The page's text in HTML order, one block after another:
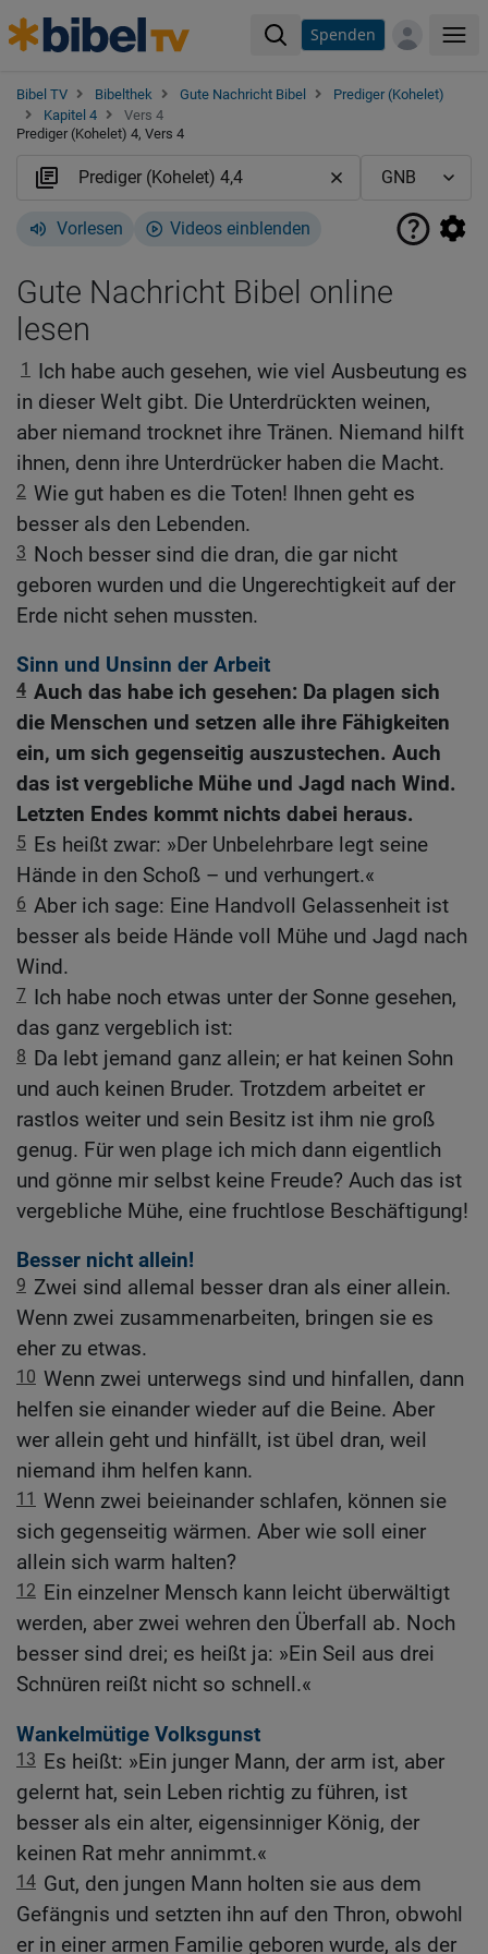
Spenden
Bibel TV Bibelthek Gute Nachricht Bibel
Prediger (Kohelet)
Kapitel 4
Vers 4
Prediger (Kohelet) 4, Vers 4
Vorlesen Videos einblenden
Gute Nachricht Bibel online
lesen
1 Ich habe auch gesehen, wie viel Ausbeutung es
in dieser Welt gibt. Die Unterdrückten weinen,
aber niemand trocknet ihre Tränen. Niemand hilft
ihnen, denn ihre Unterdrücker haben die Macht.
2 Wie gut haben es die Toten! Ihnen geht es
besser als den Lebenden.
3 Noch besser sind die dran, die gar nicht
geboren wurden und die Ungerechtigkeit auf der
Erde nicht sehen mussten.
Sinn und Unsinn der Arbeit
4 Auch das habe ich gesehen: Da plagen sich
die Menschen und setzen alle ihre Fähigkeiten
ein, um sich gegenseitig auszustechen. Auch
das ist vergebliche Mühe und Jagd nach Wind.
Letzten Endes kommt nichts dabei heraus.
5 Es heißt zwar: »Der Unbelehrbare legt seine
Hände in den Schoß – und verhungert.«
6 Aber ich sage: Eine Handvoll Gelassenheit ist
besser als beide Hände voll Mühe und Jagd nach
Wind.
7 Ich habe noch etwas unter der Sonne gesehen,
das ganz vergeblich ist:
8 Da lebt jemand ganz allein; er hat keinen Sohn
und auch keinen Bruder. Trotzdem arbeitet er
rastlos weiter und sein Besitz ist ihm nie groß
genug. Für wen plage ich mich dann eigentlich
und gönne mir selbst keine Freude? Auch das ist
vergebliche Mühe, eine fruchtlose Beschäftigung!
Besser nicht allein!
9 Zwei sind allemal besser dran als einer allein.
Wenn zwei zusammenarbeiten, bringen sie es
eher zu etwas.
10 Wenn zwei unterwegs sind und hinfallen, dann
helfen sie einander wieder auf die Beine. Aber
wer allein geht und hinfällt, ist übel dran, weil
niemand ihm helfen kann.
11 Wenn zwei beieinander schlafen, können sie
sich gegenseitig wärmen. Aber wie soll einer
allein sich warm halten?
12 Ein einzelner Mensch kann leicht überwältigt
werden, aber zwei wehren den Überfall ab. Noch
besser sind drei; es heißt ja: »Ein Seil aus drei
Schnüren reißt nicht so schnell.«
Wankelmütige Volksgunst
13 Es heißt: »Ein junger Mann, der arm ist, aber
gelernt hat, sein Leben richtig zu führen, ist
besser als ein alter, eigensinniger König, der
keinen Rat mehr annimmt.«
14 Gut, den jungen Mann holten sie aus dem
Gefängnis und setzten ihn auf den Thron, obwohl
er in einer armen Familie geboren wurde, als der